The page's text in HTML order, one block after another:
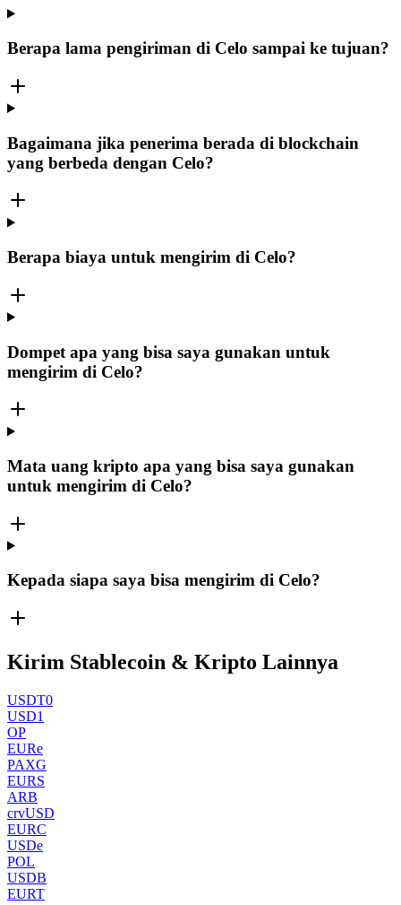
Berapa lama pengiriman di Celo sampai ke tujuan?
Bagaimana jika penerima berada di blockchain
yang berbeda dengan Celo?
Berapa biaya untuk mengirim di Celo?
Dompet apa yang bisa saya gunakan untuk
mengirim di Celo?
Mata uang kripto apa yang bisa saya gunakan
untuk mengirim di Celo?
Kepada siapa saya bisa mengirim di Celo?
Kirim Stablecoin & Kripto Lainnya
USDT0
USD1
OP
EURe
PAXG
EURS
ARB
crvUSD
EURC
USDe
POL
USDB
EURT